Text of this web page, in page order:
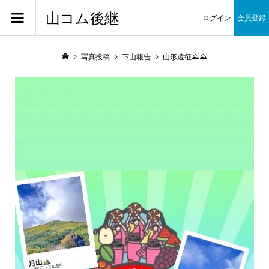
山コム後継 ログイン 会員登録
写真投稿 下山報告 山形遠征⛰️⛰️